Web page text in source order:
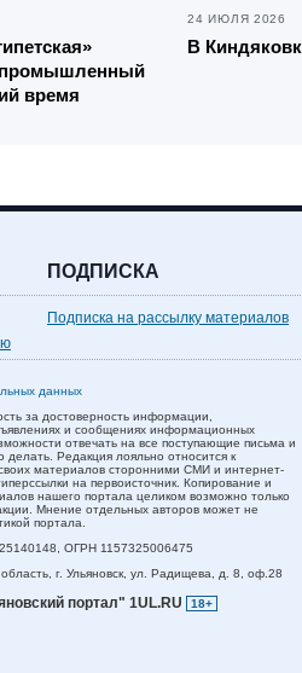
промышленный
время
24 ИЮЛЯ 2026
В
ПОДПИСКА
Подписка на рассылку материалов
данных
за достоверность информации,
и сообщениях информационных
отвечать на все поступающие письма и
делать. Редакция лояльно относится к
материалов сторонними СМИ и интернет-
на первоисточник. Копирование и
нашего портала целиком возможно только
Мнение отдельных авторов может не
портала.
ОГРН 1157325006475
г. Ульяновск, ул. Радищева, д. 8, оф.28
портал" 1UL.RU 18+